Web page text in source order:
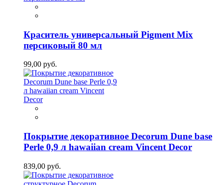
Краситель универсальный Pigment Mix
персиковый 80 мл
99,00 руб.
Покрытие декоративное Decorum Dune base
Perle 0,9 л hawaiian cream Vincent Decor
839,00 руб.